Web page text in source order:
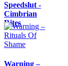
Speedslut -
Cimbrian
Rites
Warning –